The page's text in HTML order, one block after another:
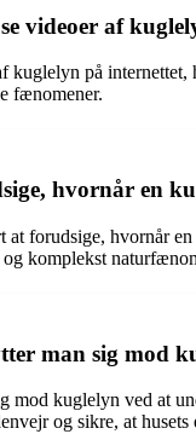
videoer af
kuglelyn på internettet,
fænomener.
hvornår en
at forudsige, hvornår
komplekst
man sig mod
mod kuglelyn ved at
og sikre, at